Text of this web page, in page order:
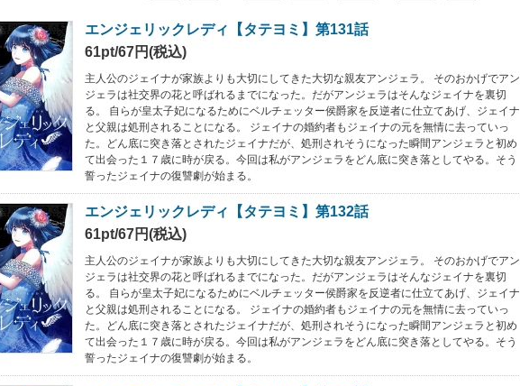
エンジェリックレディ【タテヨミ】第131話
61pt/67円(税込)
主人公のジェイナが家族よりも大切にしてきた大切な親友アンジェラ。 そのおかげでアン
ジェラは社交界の花と呼ばれるまでになった。だがアンジェラはそんなジェイナを裏切
る。 自らが皇太子妃になるためにベルチェッター侯爵家を反逆者に仕立てあげ、ジェイナ
と父親は処刑されることになる。 ジェイナの婚約者もジェイナの元を無情に去っていっ
た。どん底に突き落とされたジェイナだが、処刑されそうになった瞬間アンジェラと初め
て出会った１７歳に時が戻る。今回は私がアンジェラをどん底に突き落としてやる。そう
誓ったジェイナの復讐劇が始まる。
エンジェリックレディ【タテヨミ】第132話
61pt/67円(税込)
主人公のジェイナが家族よりも大切にしてきた大切な親友アンジェラ。 そのおかげでアン
ジェラは社交界の花と呼ばれるまでになった。だがアンジェラはそんなジェイナを裏切
る。 自らが皇太子妃になるためにベルチェッター侯爵家を反逆者に仕立てあげ、ジェイナ
と父親は処刑されることになる。 ジェイナの婚約者もジェイナの元を無情に去っていっ
た。どん底に突き落とされたジェイナだが、処刑されそうになった瞬間アンジェラと初め
て出会った１７歳に時が戻る。今回は私がアンジェラをどん底に突き落としてやる。そう
誓ったジェイナの復讐劇が始まる。